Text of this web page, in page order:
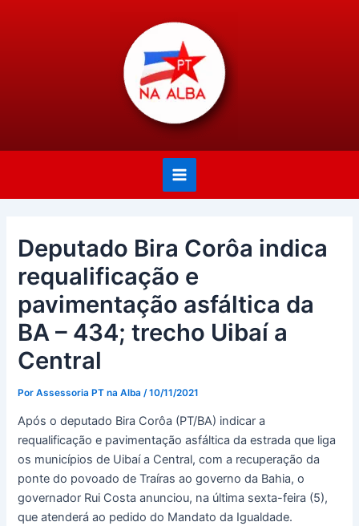
Menu
Deputado Bira Corôa indica
requalificação e
pavimentação asfáltica da
BA – 434; trecho Uibaí a
Central
PorAssessoria PT na Alba/10/11/2021
Após o deputado Bira Corôa (PT/BA) indicar a
requalificação e pavimentação asfáltica da estrada que liga
os municípios de Uibaí a Central, com a recuperação da
ponte do povoado de Traíras ao governo da Bahia, o
governador Rui Costa anunciou, na última sexta-feira (5),
que atenderá ao pedido do Mandato da Igualdade.